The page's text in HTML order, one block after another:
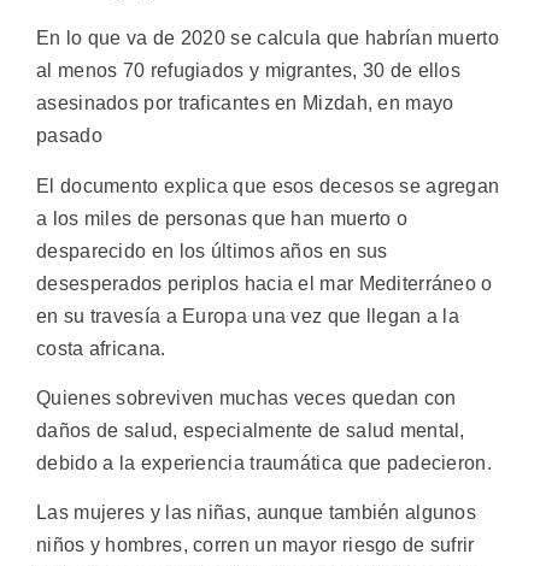
En lo que va de 2020 se calcula que habrían muerto
al menos 70 refugiados y migrantes, 30 de ellos
asesinados por traficantes en Mizdah, en mayo
pasado
El documento explica que esos decesos se agregan
a los miles de personas que han muerto o
desparecido en los últimos años en sus
desesperados periplos hacia el mar Mediterráneo o
en su travesía a Europa una vez que llegan a la
costa africana.
Quienes sobreviven muchas veces quedan con
daños de salud, especialmente de salud mental,
debido a la experiencia traumática que padecieron.
Las mujeres y las niñas, aunque también algunos
niños y hombres, corren un mayor riesgo de sufrir